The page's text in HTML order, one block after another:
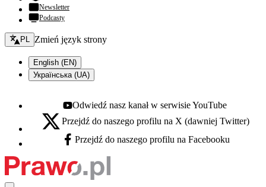
Newsletter
Podcasty
Zmień język - bieżący:
PL Zmień język strony
English (EN)
Українська (UA)
Youtube - otwiera się w nowej karcie
Odwiedź nasz kanał w serwisie YouTube
X - otwiera się w nowej karcie
Przejdź do naszego profilu na X (dawniej Twitter)
Facebook - otwiera się w nowej karcie
Przejdź do naszego profilu na Facebooku